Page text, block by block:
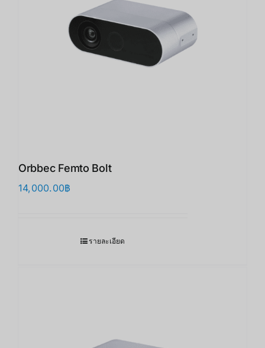
Orbbec Femto Bolt
14,000.00฿
รายละเอียด